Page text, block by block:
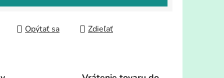
Opýtať sa Zdieľať